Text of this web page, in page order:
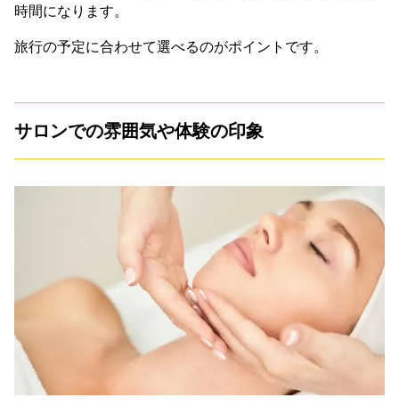
時間になります。
旅行の予定に合わせて選べるのがポイントです。
サロンでの雰囲気や体験の印象